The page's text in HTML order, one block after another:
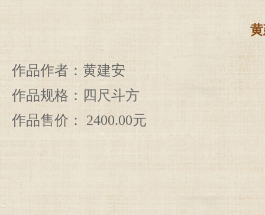
作品作者：黄建安
作品规格：四尺斗方
作品售价： 2400.00元